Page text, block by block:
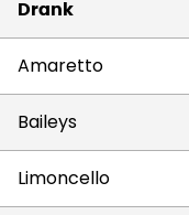
Drank
Amaretto
Baileys
Limoncello